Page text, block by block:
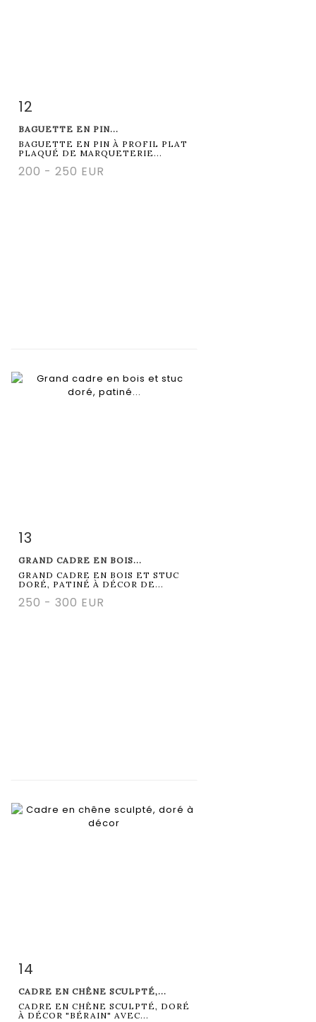
12
BAGUETTE EN PIN...
BAGUETTE EN PIN À PROFIL PLAT
PLAQUÉ DE MARQUETERIE...
200 - 250 EUR
13
GRAND CADRE EN BOIS...
GRAND CADRE EN BOIS ET STUC
DORÉ, PATINÉ À DÉCOR DE...
250 - 300 EUR
14
CADRE EN CHÊNE SCULPTÉ,...
CADRE EN CHÊNE SCULPTÉ, DORÉ
À DÉCOR "BÉRAIN" AVEC...